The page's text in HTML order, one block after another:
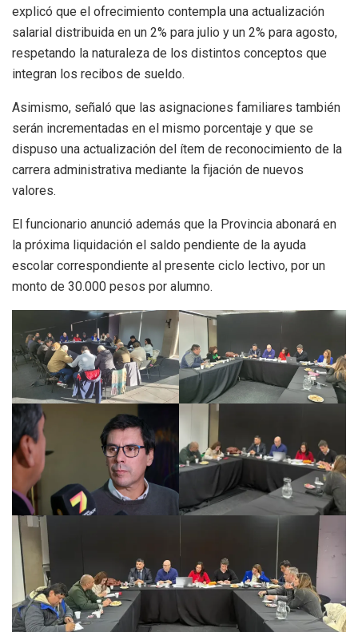
explicó que el ofrecimiento contempla una actualización
salarial distribuida en un 2% para julio y un 2% para agosto,
respetando la naturaleza de los distintos conceptos que
integran los recibos de sueldo.
Asimismo, señaló que las asignaciones familiares también
serán incrementadas en el mismo porcentaje y que se
dispuso una actualización del ítem de reconocimiento de la
carrera administrativa mediante la fijación de nuevos
valores.
El funcionario anunció además que la Provincia abonará en
la próxima liquidación el saldo pendiente de la ayuda
escolar correspondiente al presente ciclo lectivo, por un
monto de 30.000 pesos por alumno.